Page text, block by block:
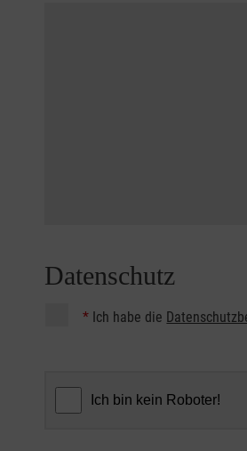
Datenschutz
* Ich habe die